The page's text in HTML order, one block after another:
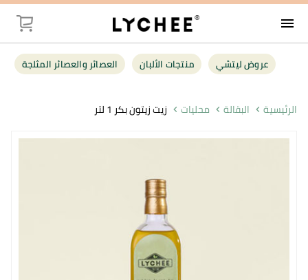
menu
عروض ليتشي منتجات الألبان العصائر والعصائر المثلجة
الرئيسية البقالة محليات زيت زيتون بكر 1 لتر